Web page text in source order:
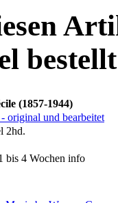
(1857-1944)
original und bearbeitet
2hd.
bis 4 Wochen info